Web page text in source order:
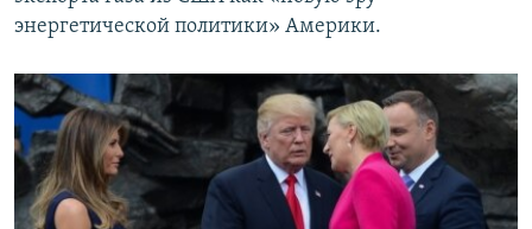
энергетической политики» Америки.